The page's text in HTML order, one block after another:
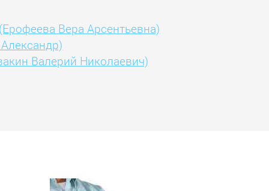
Вера Арсентьевна)
Валерий Николаевич)